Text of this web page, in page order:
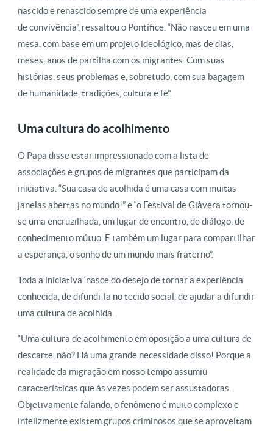
nascido e renascido sempre de uma experiência
de convivência”, ressaltou o Pontífice. “Não nasceu em uma
mesa, com base em um projeto ideológico, mas de dias,
meses, anos de partilha com os migrantes. Com suas
histórias, seus problemas e, sobretudo, com sua bagagem
de humanidade, tradições, cultura e fé”.
Uma cultura do acolhimento
O Papa disse estar impressionado com a lista de
associações e grupos de migrantes que participam da
iniciativa. “Sua casa de acolhida é uma casa com muitas
janelas abertas no mundo!” e “o Festival de Giàvera tornou-
se uma encruzilhada, um lugar de encontro, de diálogo, de
conhecimento mútuo. E também um lugar para compartilhar
a esperança, o sonho de um mundo mais fraterno”.
Toda a iniciativa ‘nasce do desejo de tornar a experiência
conhecida, de difundi-la no tecido social, de ajudar a difundir
uma cultura de acolhida.
“Uma cultura de acolhimento em oposição a uma cultura de
descarte, não? Há uma grande necessidade disso! Porque a
realidade da migração em nosso tempo assumiu
características que às vezes podem ser assustadoras.
Objetivamente falando, o fenômeno é muito complexo e
infelizmente existem grupos criminosos que se aproveitam